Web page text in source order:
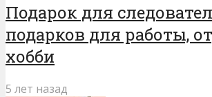
Подарок для
подарков для работы,
хобби
5 лет назад